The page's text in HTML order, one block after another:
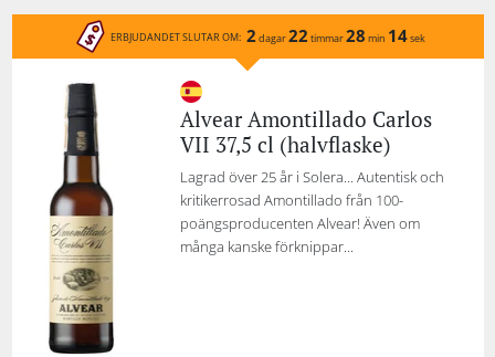
ERBJUDANDET SLUTAR OM: 2 dagar22 timmar28 min 14sek
Alvear Amontillado Carlos
VII 37,5 cl (halvflaske)
Lagrad över 25 år i Solera... Autentisk och
kritikerrosad Amontillado från 100-
poängsproducenten Alvear! Även om
många kanske förknippar...